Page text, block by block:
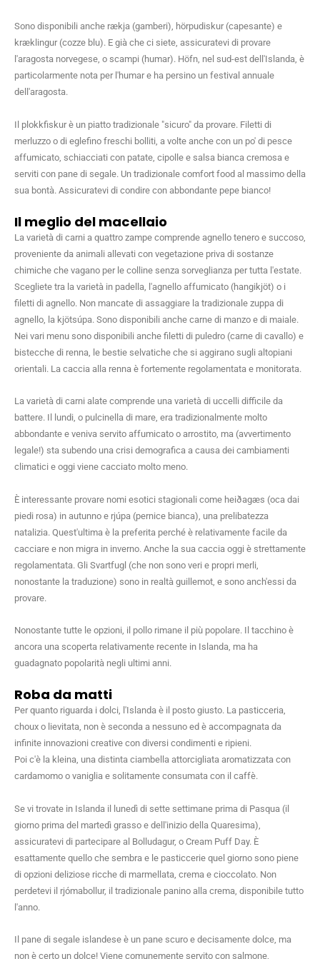
Sono disponibili anche rækja (gamberi), hörpudiskur (capesante) e
kræklingur (cozze blu). E già che ci siete, assicuratevi di provare
l'aragosta norvegese, o scampi (humar). Höfn, nel sud-est dell'Islanda, è
particolarmente nota per l'humar e ha persino un festival annuale
dell'aragosta.
Il plokkfiskur è un piatto tradizionale "sicuro" da provare. Filetti di
merluzzo o di eglefino freschi bolliti, a volte anche con un po' di pesce
affumicato, schiacciati con patate, cipolle e salsa bianca cremosa e
serviti con pane di segale. Un tradizionale comfort food al massimo della
sua bontà. Assicuratevi di condire con abbondante pepe bianco!
Il meglio del macellaio
La varietà di carni a quattro zampe comprende agnello tenero e succoso,
proveniente da animali allevati con vegetazione priva di sostanze
chimiche che vagano per le colline senza sorveglianza per tutta l'estate.
Scegliete tra la varietà in padella, l'agnello affumicato (hangikjöt) o i
filetti di agnello. Non mancate di assaggiare la tradizionale zuppa di
agnello, la kjötsúpa. Sono disponibili anche carne di manzo e di maiale.
Nei vari menu sono disponibili anche filetti di puledro (carne di cavallo) e
bistecche di renna, le bestie selvatiche che si aggirano sugli altopiani
orientali. La caccia alla renna è fortemente regolamentata e monitorata.
La varietà di carni alate comprende una varietà di uccelli difficile da
battere. Il lundi, o pulcinella di mare, era tradizionalmente molto
abbondante e veniva servito affumicato o arrostito, ma (avvertimento
legale!) sta subendo una crisi demografica a causa dei cambiamenti
climatici e oggi viene cacciato molto meno.
È interessante provare nomi esotici stagionali come heiðagæs (oca dai
piedi rosa) in autunno e rjúpa (pernice bianca), una prelibatezza
natalizia. Quest'ultima è la preferita perché è relativamente facile da
cacciare e non migra in inverno. Anche la sua caccia oggi è strettamente
regolamentata. Gli Svartfugl (che non sono veri e propri merli,
nonostante la traduzione) sono in realtà guillemot, e sono anch'essi da
provare.
Nonostante tutte le opzioni, il pollo rimane il più popolare. Il tacchino è
ancora una scoperta relativamente recente in Islanda, ma ha
guadagnato popolarità negli ultimi anni.
Roba da matti
Per quanto riguarda i dolci, l'Islanda è il posto giusto. La pasticceria,
choux o lievitata, non è seconda a nessuno ed è accompagnata da
infinite innovazioni creative con diversi condimenti e ripieni.
Poi c'è la kleina, una distinta ciambella attorcigliata aromatizzata con
cardamomo o vaniglia e solitamente consumata con il caffè.
Se vi trovate in Islanda il lunedì di sette settimane prima di Pasqua (il
giorno prima del martedì grasso e dell'inizio della Quaresima),
assicuratevi di partecipare al Bolludagur, o Cream Puff Day. È
esattamente quello che sembra e le pasticcerie quel giorno sono piene
di opzioni deliziose ricche di marmellata, crema e cioccolato. Non
perdetevi il rjómabollur, il tradizionale panino alla crema, disponibile tutto
l'anno.
Il pane di segale islandese è un pane scuro e decisamente dolce, ma
non è certo un dolce! Viene comunemente servito con salmone,